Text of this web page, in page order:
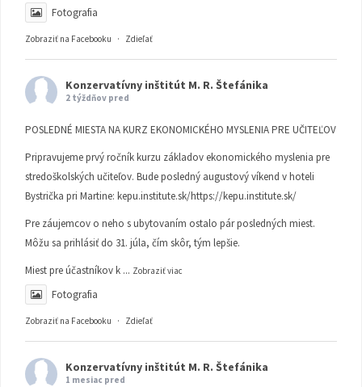
Fotografia
Zobraziť na Facebooku · Zdieľať
Konzervatívny inštitút M. R. Štefánika
2 týždňov pred
POSLEDNÉ MIESTA NA KURZ EKONOMICKÉHO MYSLENIA PRE UČITEĽOV
Pripravujeme prvý ročník kurzu základov ekonomického myslenia pre
stredoškolských učiteľov. Bude posledný augustový víkend v hoteli
Bystrička pri Martine: kepu.institute.sk/https://kepu.institute.sk/
Pre záujemcov o neho s ubytovaním ostalo pár posledných miest.
Môžu sa prihlásiť do 31. júla, čím skôr, tým lepšie.
Miest pre účastníkov k ... Zobraziť viac
Fotografia
Zobraziť na Facebooku · Zdieľať
Konzervatívny inštitút M. R. Štefánika
1 mesiac pred